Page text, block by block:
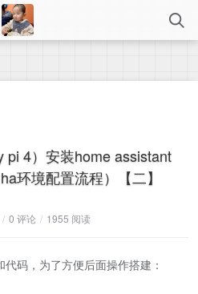
pi 4）安装home assistant
环境配置流程）【二】
/ 0 评论 / 1955 阅读
码，为了方便后面操作搭建：